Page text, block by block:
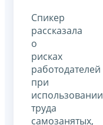
Спикер
рассказала
о
рисках
работодателей
при
использовании
труда
самозанятых,